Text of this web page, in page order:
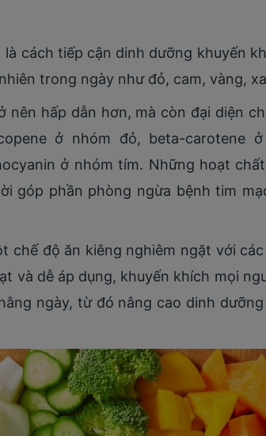
cách tiếp cận dinh dưỡng khuyến
trong ngày như đỏ, cam, vàng,
nên hấp dẫn hơn, mà còn đại diện
ở nhóm đỏ, beta-carotene
ở nhóm tím. Những hoạt
góp phần phòng ngừa bệnh tim
chế độ ăn kiêng nghiêm ngặt với
và dễ áp dụng, khuyến khích mọi
ngày, từ đó nâng cao dinh